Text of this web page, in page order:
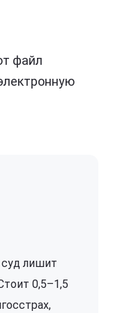
файл
суд лишит
0,5–1,5